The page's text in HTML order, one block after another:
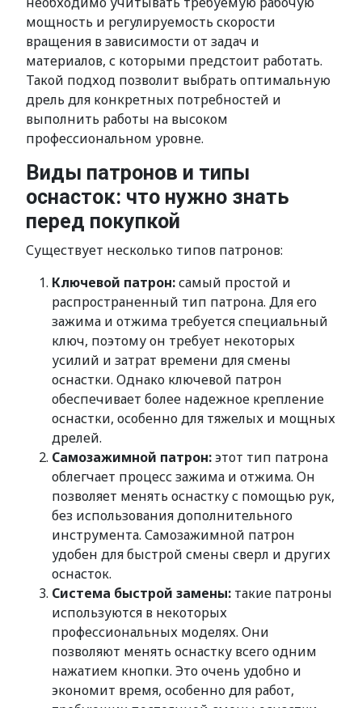
мощность и регулируемость скорости
вращения в зависимости от задач и
материалов, с которыми предстоит работать.
Такой подход позволит выбрать оптимальную
дрель для конкретных потребностей и
выполнить работы на высоком
профессиональном уровне.
Виды патронов и типы
оснасток: что нужно знать
перед покупкой
Существует несколько типов патронов:
Ключевой патрон:самый простой и
распространенный тип патрона. Для его
зажима и отжима требуется специальный
ключ, поэтому он требует некоторых
усилий и затрат времени для смены
оснастки. Однако ключевой патрон
обеспечивает более надежное крепление
оснастки, особенно для тяжелых и мощных
дрелей.
Самозажимной патрон:этот тип патрона
облегчает процесс зажима и отжима. Он
позволяет менять оснастку с помощью рук,
без использования дополнительного
инструмента. Самозажимной патрон
удобен для быстрой смены сверл и других
оснасток.
Система быстрой замены: такие патроны
используются в некоторых
профессиональных моделях. Они
позволяют менять оснастку всего одним
нажатием кнопки. Это очень удобно и
экономит время, особенно для работ,